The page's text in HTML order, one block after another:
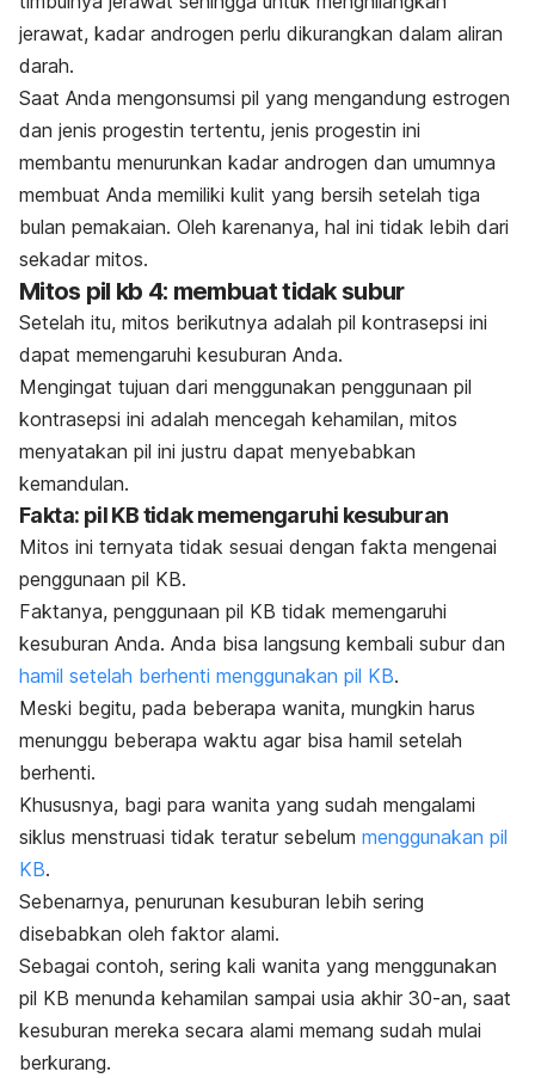
jerawat, kadar androgen perlu dikurangkan dalam aliran
darah.
Saat Anda mengonsumsi pil yang mengandung estrogen
dan jenis progestin tertentu, jenis progestin ini
membantu menurunkan kadar androgen dan umumnya
membuat Anda memiliki kulit yang bersih setelah tiga
bulan pemakaian. Oleh karenanya, hal ini tidak lebih dari
sekadar mitos.
Mitos pil kb 4: membuat tidak subur
Setelah itu, mitos berikutnya adalah pil kontrasepsi ini
dapat memengaruhi kesuburan Anda.
Mengingat tujuan dari menggunakan penggunaan pil
kontrasepsi ini adalah mencegah kehamilan, mitos
menyatakan pil ini justru dapat menyebabkan
kemandulan.
Fakta: pil KB tidak memengaruhi kesuburan
Mitos ini ternyata tidak sesuai dengan fakta mengenai
penggunaan pil KB.
Faktanya, penggunaan pil KB tidak memengaruhi
kesuburan Anda. Anda bisa langsung kembali subur dan
hamil setelah berhenti menggunakan pil KB.
Meski begitu, pada beberapa wanita, mungkin harus
menunggu beberapa waktu agar bisa hamil setelah
berhenti.
Khususnya, bagi para wanita yang sudah mengalami
siklus menstruasi tidak teratur sebelum menggunakan pil
KB.
Sebenarnya, penurunan kesuburan lebih sering
disebabkan oleh faktor alami.
Sebagai contoh, sering kali wanita yang menggunakan
pil KB menunda kehamilan sampai usia akhir 30-an, saat
kesuburan mereka secara alami memang sudah mulai
berkurang.